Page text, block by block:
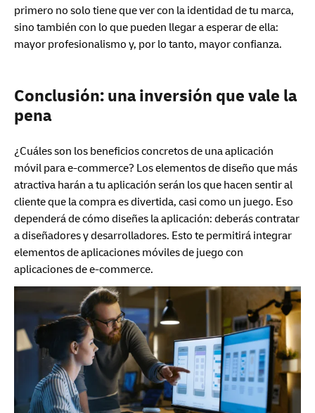
primero no solo tiene que ver con la identidad de tu marca,
sino también con lo que pueden llegar a esperar de ella:
mayor profesionalismo y, por lo tanto, mayor confianza.
Conclusión: una inversión que vale la
pena
¿Cuáles son los beneficios concretos de una aplicación
móvil para e-commerce? Los elementos de diseño que más
atractiva harán a tu aplicación serán los que hacen sentir al
cliente que la compra es divertida, casi como un juego. Eso
dependerá de cómo diseñes la aplicación: deberás contratar
a diseñadores y desarrolladores. Esto te permitirá integrar
elementos de aplicaciones móviles de juego con
aplicaciones de e-commerce.